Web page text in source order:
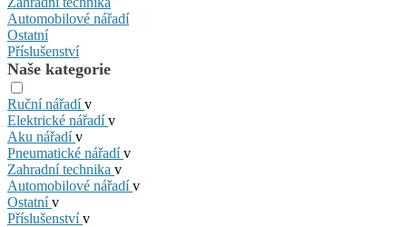
Automobilové nářadí
Ostatní
Příslušenství
Naše kategorie
Ruční nářadív
Elektrické nářadív
Aku nářadív
Pneumatické nářadív
Zahradní technika v
Automobilové nářadív
Ostatnív
Příslušenstvív